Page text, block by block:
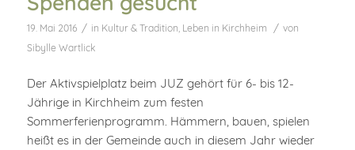
19. Mai 2016 / in Kultur & Tradition, Leben in Kirchheim / von
Sibylle Wartlick
Der Aktivspielplatz beim JUZ gehört für 6- bis 12-
Jährige in Kirchheim zum festen
Sommerferienprogramm. Hämmern, bauen, spielen
heißt es in der Gemeinde auch in diesem Jahr wieder